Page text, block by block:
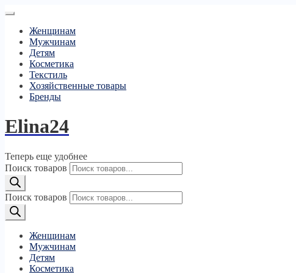
Женщинам
Мужчинам
Детям
Косметика
Текстиль
Хозяйственные товары
Бренды
Elina24
Теперь еще удобнее
Поиск товаров
Поиск товаров
Женщинам
Мужчинам
Детям
Косметика